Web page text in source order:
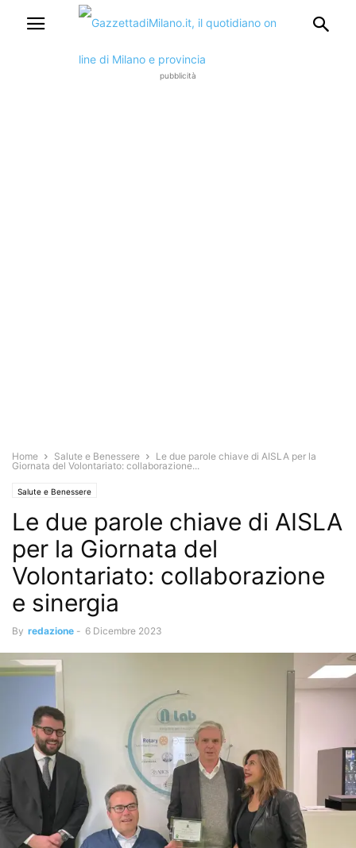
pubblicità
Home Salute e Benessere
Le due parole chiave di AISLA per la
Giornata del Volontariato: collaborazione...
Salute e Benessere
Le due parole chiave di AISLA
per la Giornata del
Volontariato: collaborazione
e sinergia
By redazione - 6 Dicembre 2023